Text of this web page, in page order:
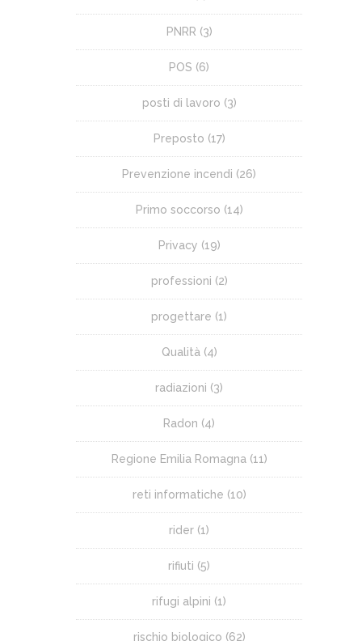
PNRR (3)
POS (6)
posti di lavoro (3)
Preposto (17)
Prevenzione incendi (26)
Primo soccorso (14)
Privacy (19)
professioni (2)
progettare (1)
Qualità (4)
radiazioni (3)
Radon (4)
Regione Emilia Romagna (11)
reti informatiche (10)
rider (1)
rifiuti (5)
rifugi alpini (1)
rischio biologico (62)